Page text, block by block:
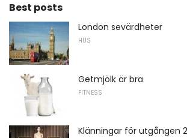
Best posts
London sevärdheter
HUS
Getmjölk är bra
FITNESS
Klänningar för utgången